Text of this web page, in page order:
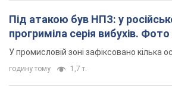
Під атакою був НПЗ: у
прогриміла серія вибухів. Фото
У промисловій зоні зафіксовано кілька
годину тому 1,7 т.